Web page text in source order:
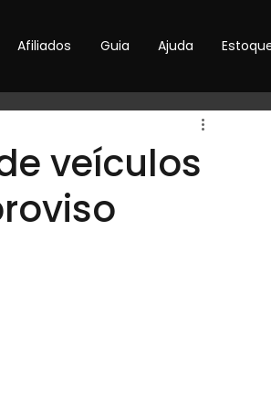
Afiliados Guia Ajuda
veículos